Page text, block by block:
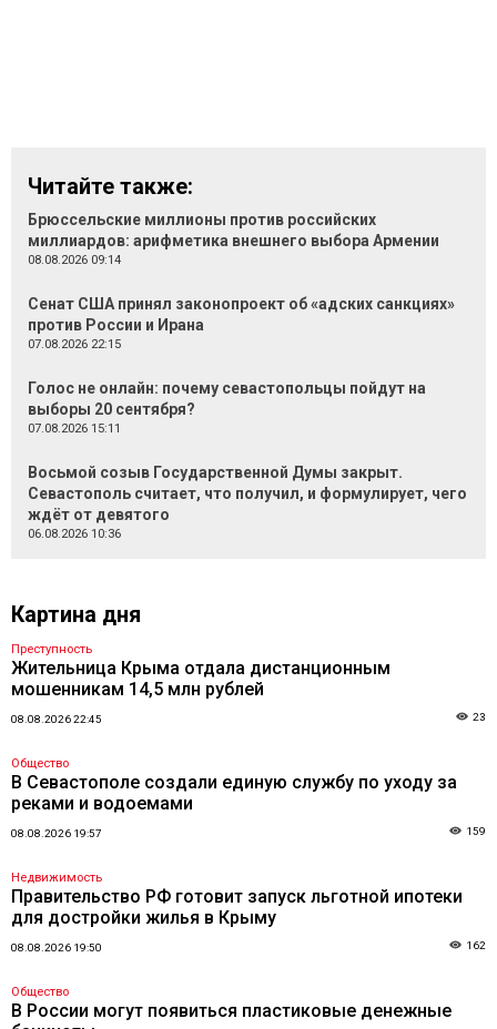
Читайте также:
Брюссельские миллионы против российских
миллиардов: арифметика внешнего выбора Армении
08.08.2026 09:14
Сенат США принял законопроект об «адских санкциях»
против России и Ирана
07.08.2026 22:15
Голос не онлайн: почему севастопольцы пойдут на
выборы 20 сентября?
07.08.2026 15:11
Восьмой созыв Государственной Думы закрыт.
Севастополь считает, что получил, и формулирует, чего
ждёт от девятого
06.08.2026 10:36
Картина дня
Преступность
Жительница Крыма отдала дистанционным
мошенникам 14,5 млн рублей
08.08.2026 22:45 23
Общество
В Севастополе создали единую службу по уходу за
реками и водоемами
08.08.2026 19:57 159
Недвижимость
Правительство РФ готовит запуск льготной ипотеки
для достройки жилья в Крыму
08.08.2026 19:50 162
Общество
В России могут появиться пластиковые денежные